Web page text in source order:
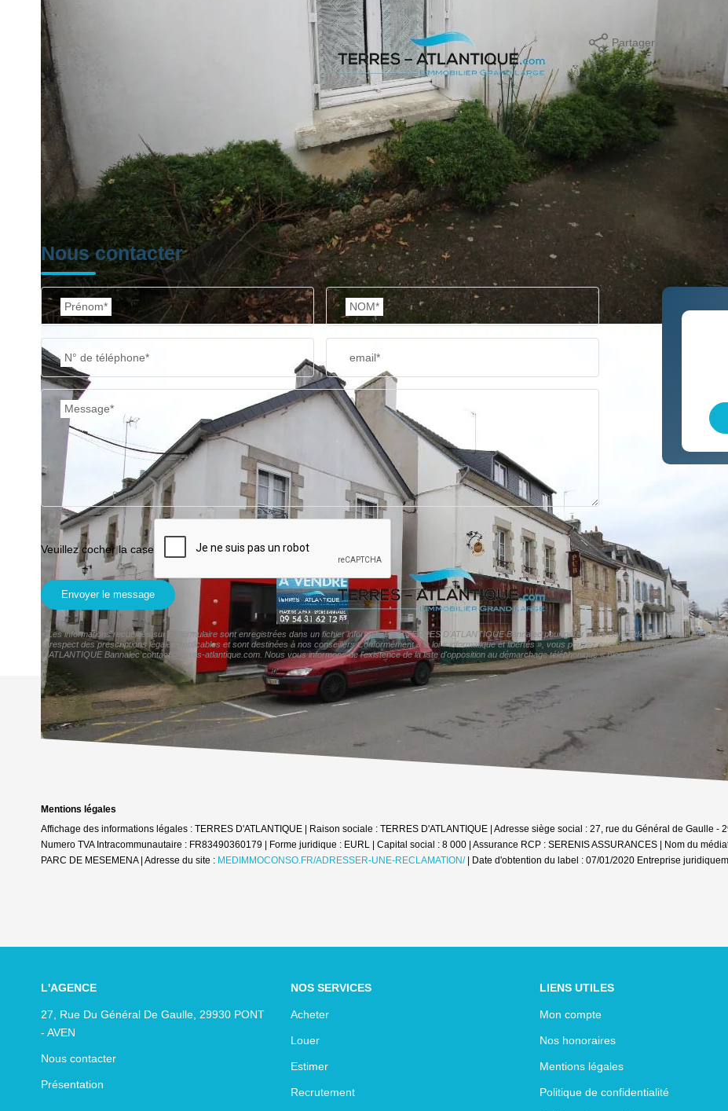
Imprimer Partager
Nos honoraires
Nous contacter
Prénom* NOM*
N° de téléphone* email*
Message*
Veuillez cocher la case
Envoyer le message
« Les informations recueillies sur ce formulaire sont enregistrées dans un fichier informatisé par TERRES D'ATLANTIQUE Bannalec pour gérer votre demande de contact. Elles
le respect des prescriptions légales applicables et sont destinées à nos conseillers Conformément à la loi « informatique et libertés », vous pouvez exercer votre droit d'accès aux
D'ATLANTIQUE Bannalec contact@terres-atlantique.com. Nous vous informons de l'existence de la liste d'opposition au démarchage téléphonique « Bloctel », sur laquelle vous
Mentions légales
Affichage des informations légales : TERRES D'ATLANTIQUE | Raison sociale : TERRES D'ATLANTIQUE | Adresse siège social : 27, rue du Général de Gaulle -
Numero TVA Intracommunautaire : FR83490360179 | Forme juridique : EURL | Capital social : 8 000 | Assurance RCP : SERENIS ASSURANCES | Nom du
PARC DE MESEMENA | Adresse du site : MEDIMMOCONSO.FR/ADRESSER-UNE-RECLAMATION/| Date d'obtention du label : 07/01/2020 Entreprise
L'AGENCE
27, Rue Du Général De Gaulle, 29930 PONT
- AVEN
Nous contacter
Présentation
NOS SERVICES
Acheter
Louer
Estimer
Recrutement
LIENS UTILES
Mon compte
Nos honoraires
Mentions légales
Politique de confidentialité